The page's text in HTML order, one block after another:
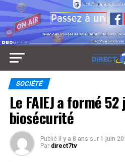
SOCIÉTÉ
Le FAIEJ a formé
biosécurité
Publié il y a 8 ans sur 1 juin
Par direct7tv